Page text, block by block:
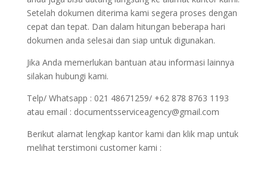
Setelah dokumen diterima kami segera proses dengan
cepat dan tepat. Dan dalam hitungan beberapa hari
dokumen anda selesai dan siap untuk digunakan.
Jika Anda memerlukan bantuan atau informasi lainnya
silakan hubungi kami.
Telp/ Whatsapp : 021 48671259/ +62 878 8763 1193
atau email : documentsserviceagency@gmail.com
Berikut alamat lengkap kantor kami dan klik map untuk
melihat terstimoni customer kami :